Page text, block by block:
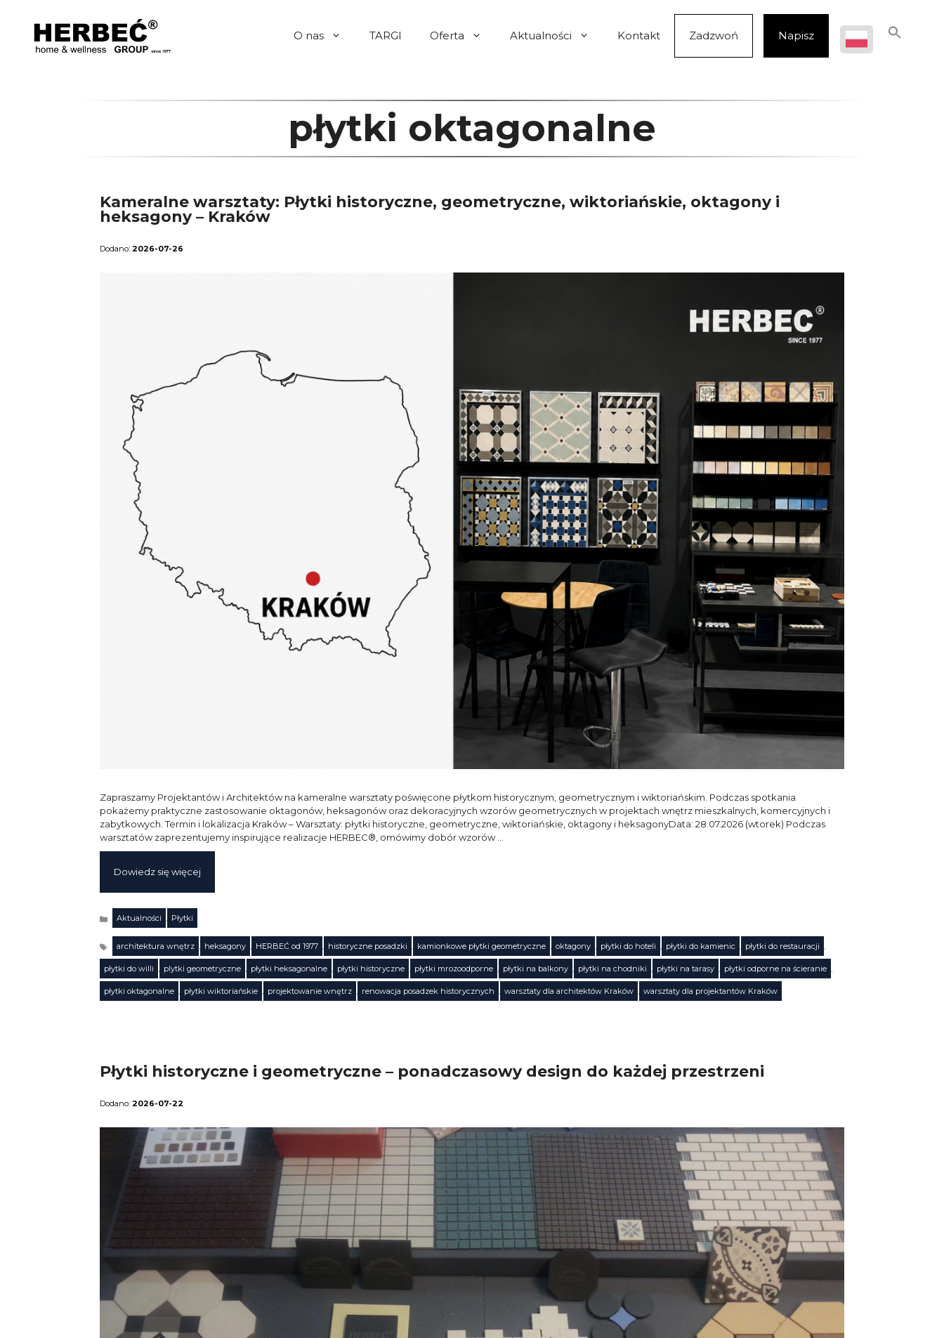
O nas TARGI Oferta Aktualności Kontakt Zadzwoń Napisz
płytki oktagonalne
Kameralne warsztaty: Płytki historyczne, geometryczne, wiktoriańskie, oktagony i
heksagony – Kraków
2026-07-26
Zapraszamy Projektantów i Architektów na kameralne warsztaty poświęcone płytkom historycznym, geometrycznym i wiktoriańskim. Podczas spotkania
pokażemy praktyczne zastosowanie oktagonów, heksagonów oraz dekoracyjnych wzorów geometrycznych w projektach wnętrz mieszkalnych, komercyjnych i
zabytkowych. Termin i lokalizacja Kraków – Warsztaty: płytki historyczne, geometryczne, wiktoriańskie, oktagony i heksagonyData: 28.07.2026 (wtorek) Podczas
warsztatów zaprezentujemy inspirujące realizacje HERBEC®, omówimy dobór wzorów …
Dowiedz się więcej
KategorieAktualności Płytki
Tagi
architektura wnętrz heksagony HERBEĆ od 1977 historyczne posadzki kamionkowe płytki geometryczne oktagony płytki do hoteli płytki do kamienic płytki do restauracji
płytki do willi plytki geometryczne płytki heksagonalne płytki historyczne płytki mrozoodporne płytki na balkony płytki na chodniki płytki na tarasy płytki odporne na ścieranie
płytki oktagonalne płytki wiktoriańskie projektowanie wnętrz renowacja posadzek historycznych warsztaty dla architektów Kraków warsztaty dla projektantów Kraków
Płytki historyczne i geometryczne – ponadczasowy design do każdej przestrzeni
2026-07-22